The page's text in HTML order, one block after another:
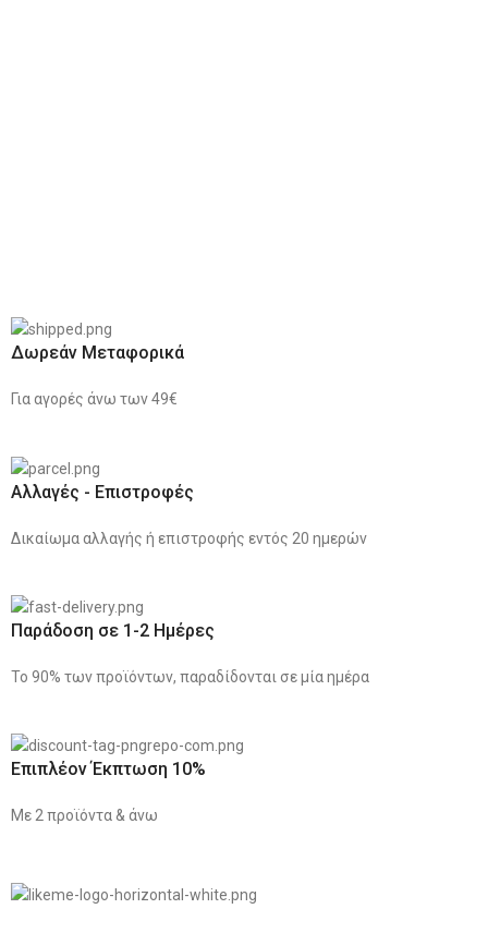
Δωρεάν Μεταφορικά
Για αγορές άνω των 49€
Αλλαγές - Επιστροφές
Δικαίωμα αλλαγής ή επιστροφής εντός 20 ημερών
Παράδοση σε 1-2 Ημέρες
Το 90% των προϊόντων, παραδίδονται σε μία ημέρα
Επιπλέον Έκπτωση 10%
Με 2 προϊόντα & άνω